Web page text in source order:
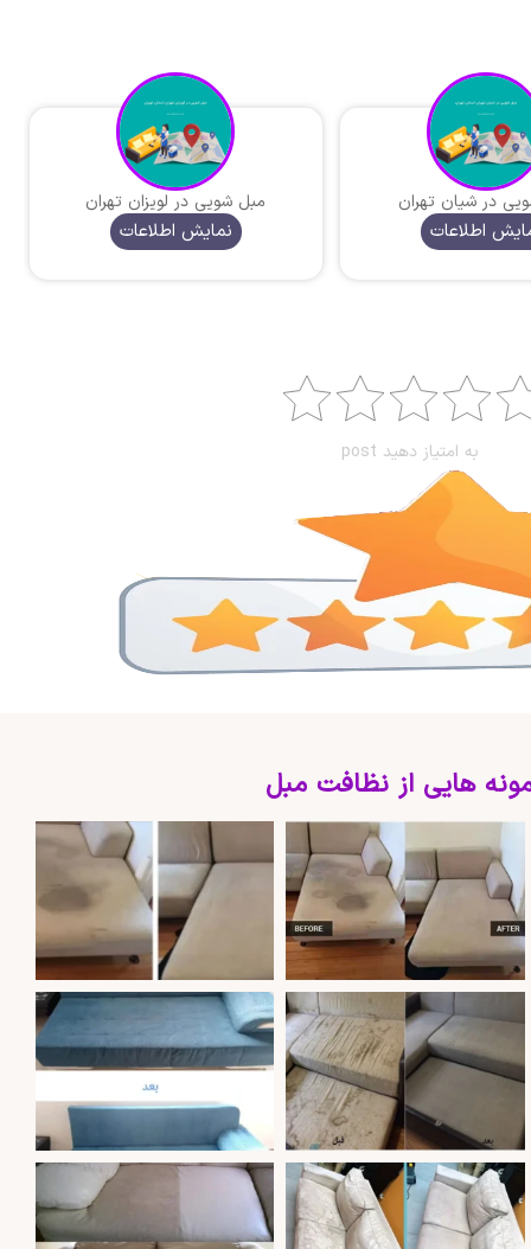
در شیان تهران
اطلاعات
مبل شویی در لویزان تهران
نمایش اطلاعات
به امتیاز دهید post
هایی از نظافت مبل